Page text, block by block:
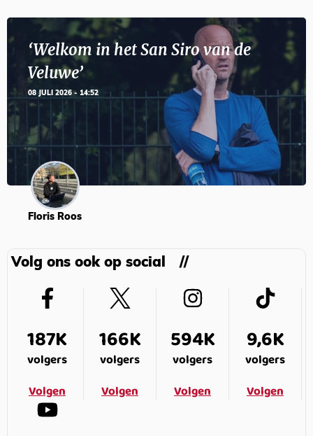
‘Welkom in het San Siro van de
Veluwe’
08 JULI 2026 - 14:52
Floris Roos
Volg ons ook op social
187K
volgers
Volgen
166K
volgers
Volgen
594K
volgers
Volgen
9,6K
volgers
Volgen